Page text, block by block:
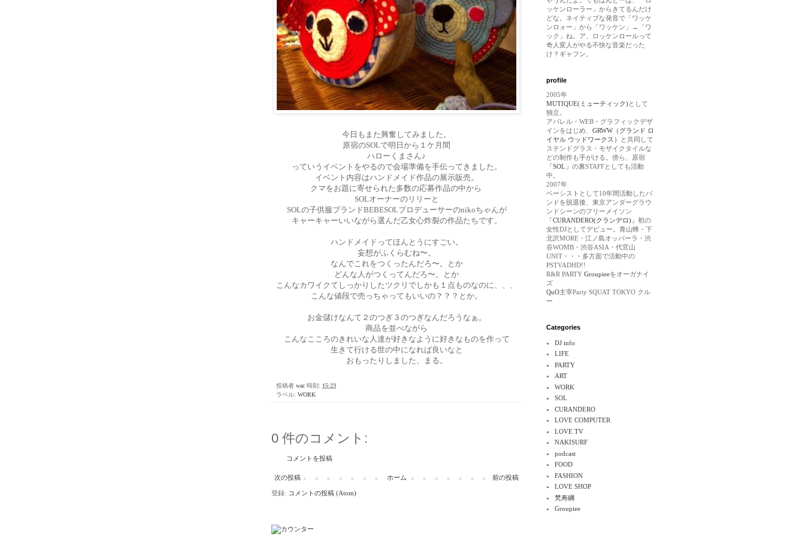
今日もまた興奮してみました。
原宿のSOLで明日から１ケ月間
ハローくまさん♪
っていうイベントをやるので会場準備を手伝ってきました。
イベント内容はハンドメイド作品の展示販売。
クマをお題に寄せられた多数の応募作品の中から
SOLオーナーのリリーと
SOLの子供服ブランドBEBESOLプロデューサーのnikoちゃんが
キャーキャーいいながら選んだ乙女心炸裂の作品たちです。
ハンドメイドってほんとうにすごい。
妄想がふくらむね〜。
なんでこれをつくったんだろ〜。とか
どんな人がつくってんだろ〜。とか
こんなカワイクてしっかりしたツクリでしかも１点ものなのに、、、
こんな値段で売っちゃってもいいの？？？とか。
お金儲けなんて２のつぎ３のつぎなんだろうなぁ。
商品を並べながら
こんなこころのきれいな人達が好きなように好きなものを作って
生きて行ける世の中になれば良いなと
おもったりしました、まる。
投稿者 wac 時刻: 15:23
ラベル: WORK
0 件のコメント:
コメントを投稿
次の投稿 前の投稿
ホーム
登録: コメントの投稿 (Atom)
ッケンローラー」からきてるんだけ
どな。ネイティブな発音で「ワッケ
ンロォー」から「ワッケン」→「ワ
ック」ね。ア、ロッケンロールって
奇人変人がやる不快な音楽だった
け？ギャフン。
profile
2005年
MUTIQUE(ミューティック)として
独立。
アパレル・WEB・グラフィックデザ
インをはじめ、 GRWW（グランド ロ
イヤル ウッドワークス）
と共同して
ステンドグラス・モザイクタイルな
どの制作も手がける。傍ら、原宿
「SOL」 の裏STAFFとしても活動
中。
2007年
ベーシストとして10年間活動したバ
ンドを脱退後、東京アンダーグラウ
ンドシーンのフリーメイソン
「CURANDERO(クランデロ)」 初の
女性DJとしてデビュー。青山蜂・下
北沢MORE・江ノ島オッパーラ・渋
谷WOMB・渋谷ASIA・代官山
UNIT・・・多方面で活動中の
PSTVADHD!!
R&R PARTY Groupieeをオーガナイ
ズ
QuO主宰Party SQUAT TOKYO クル
ー
Categories
DJ info
LIFE
PARTY
ART
WORK
SOL
CURANDERO
LOVE COMPUTER
LOVE TV
NAKISURF
podcast
FOOD
FASHION
LOVE SHOP
梵寿綱
Groupiee